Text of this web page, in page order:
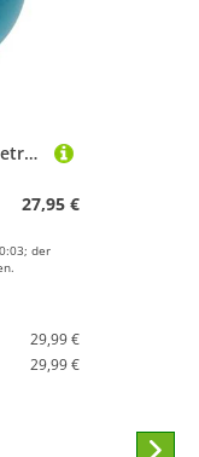
Togu Redondo Ball Plus - Petrol 38 cm
27,95 €
der
29,99 €
29,99 €